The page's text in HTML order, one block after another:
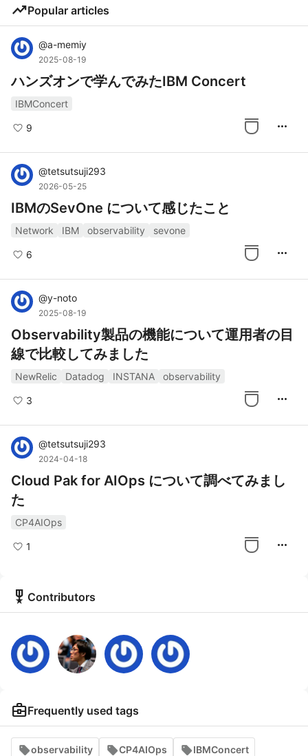
trending_upPopular articles
@a-memiy
2025-08-19
ハンズオンで学んでみたIBM Concert
IBMConcert
9 more_horiz
@tetsutsuji293
2026-05-25
IBMのSevOne について感じたこと
Network IBM observability sevone
6 more_horiz
@y-noto
2025-08-19
Observability製品の機能について運用者の目
線で比較してみました
NewRelic Datadog INSTANA observability
3 more_horiz
@tetsutsuji293
2024-04-18
Cloud Pak for AIOps について調べてみまし
た
CP4AIOps
1 more_horiz
military_tech Contributors
business_centerFrequently used tags
observability CP4AIOps IBMConcert